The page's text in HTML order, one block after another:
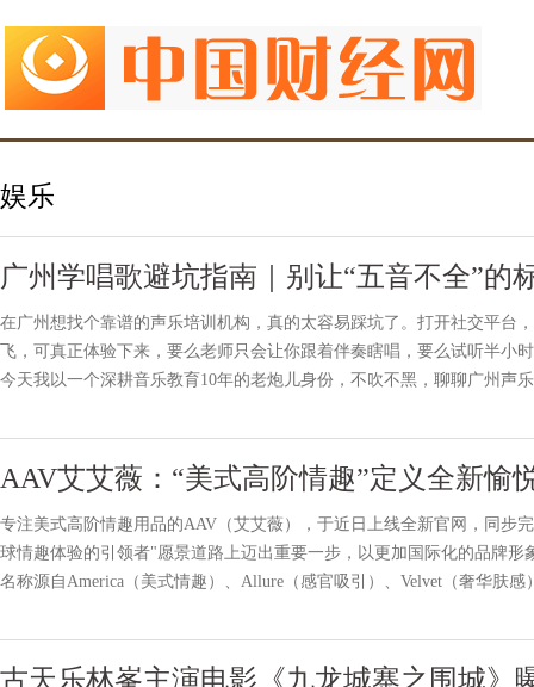
娱乐
广州学唱歌避坑指南｜别让“五音不全”的
在广州想找个靠谱的声乐培训机构，真的太容易踩坑了。打开社交平台
飞，可真正体验下来，要么老师只会让你跟着伴奏瞎唱，要么试听半小
今天我以一个深耕音乐教育10年的老炮儿身份，不吹不黑，聊聊广州声
AAV艾艾薇：“美式高阶情趣”定义全新愉
专注美式高阶情趣用品的AAV（艾艾薇），于近日上线全新官网，同步
球情趣体验的引领者"愿景道路上迈出重要一步，以更加国际化的品牌
名称源自America（美式情趣）、Allure（感官吸引）、Velvet（奢华肤
古天乐林峯主演电影《九龙城寨之围城》